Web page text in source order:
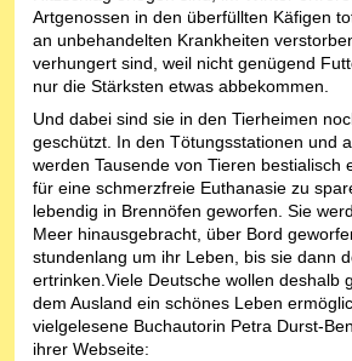
Artgenossen in den überfüllten Käfigen
an unbehandelten Krankheiten
verhungert sind, weil nicht genügend
nur die Stärksten etwas abbekommen.
Und dabei sind sie in den Tierheimen
geschützt. In den Tötungsstationen und
werden Tausende von Tieren bestialisch
für eine schmerzfreie Euthanasie zu
lebendig in Brennöfen geworfen. Sie
Meer hinausgebracht, über Bord
stundenlang um ihr Leben, bis sie dann
ertrinken.Viele Deutsche wollen deshalb
dem Ausland ein schönes Leben
vielgelesene Buchautorin Petra Durst-
ihrer Webseite: